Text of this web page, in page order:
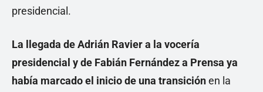
presidencial.
La llegada de Adrián Ravier a la vocería
presidencial y de Fabián Fernández a Prensa ya
había marcado el inicio de una transiciónen la